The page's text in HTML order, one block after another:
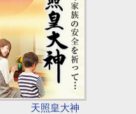
天照皇大神